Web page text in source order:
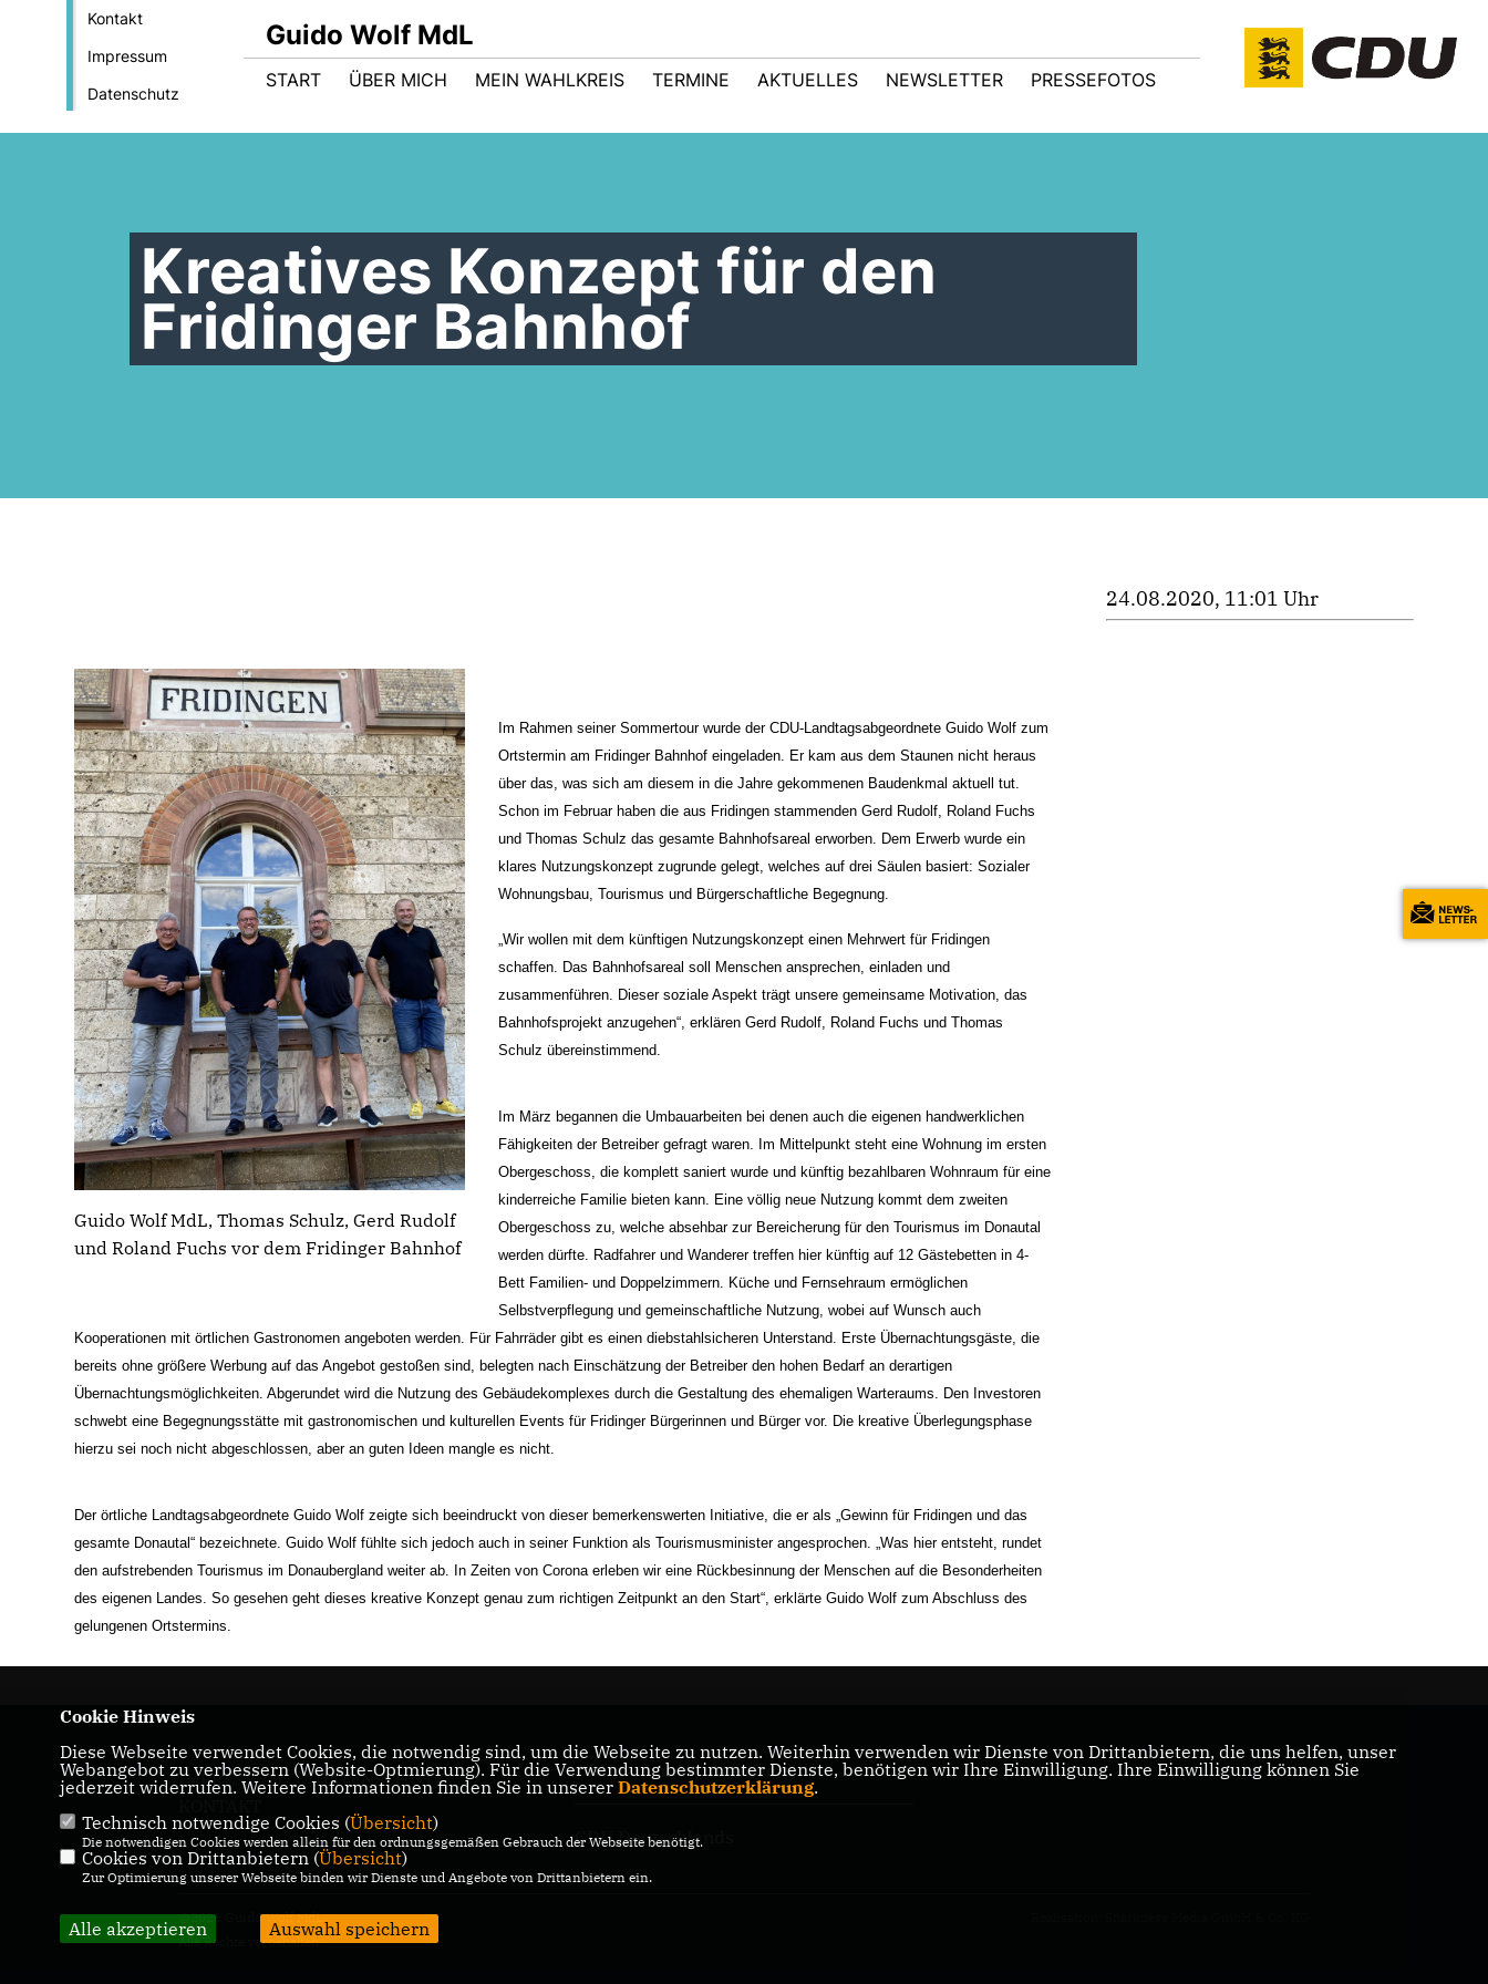
Kontakt
Impressum
Datenschutz
Guido Wolf MdL
START ÜBER MICH MEIN WAHLKREIS TERMINE AKTUELLES NEWSLETTER PRESSEFOTOS
Kreatives Konzept für den
Fridinger Bahnhof
Guido Wolf MdL, Thomas Schulz, Gerd Rudolf
und Roland Fuchs vor dem Fridinger Bahnhof
Im Rahmen seiner Sommertour wurde der CDU-Landtagsabgeordnete Guido Wolf zum
Ortstermin am Fridinger Bahnhof eingeladen. Er kam aus dem Staunen nicht heraus
über das, was sich am diesem in die Jahre gekommenen Baudenkmal aktuell tut.
Schon im Februar haben die aus Fridingen stammenden Gerd Rudolf, Roland Fuchs
und Thomas Schulz das gesamte Bahnhofsareal erworben. Dem Erwerb wurde ein
klares Nutzungskonzept zugrunde gelegt, welches auf drei Säulen basiert: Sozialer
Wohnungsbau, Tourismus und Bürgerschaftliche Begegnung.
Wir wollen mit dem künftigen Nutzungskonzept einen Mehrwert für Fridingen
schaffen. Das Bahnhofsareal soll Menschen ansprechen, einladen und
zusammenführen. Dieser soziale Aspekt trägt unsere gemeinsame Motivation, das
Bahnhofsprojekt anzugehen“, erklären Gerd Rudolf, Roland Fuchs und Thomas
Schulz übereinstimmend.
Im März begannen die Umbauarbeiten bei denen auch die eigenen handwerklichen
Fähigkeiten der Betreiber gefragt waren. Im Mittelpunkt steht eine Wohnung im ersten
Obergeschoss, die komplett saniert wurde und künftig bezahlbaren Wohnraum für eine
kinderreiche Familie bieten kann. Eine völlig neue Nutzung kommt dem zweiten
Obergeschoss zu, welche absehbar zur Bereicherung für den Tourismus im Donautal
werden dürfte. Radfahrer und Wanderer treffen hier künftig auf 12 Gästebetten in 4-
Bett Familien- und Doppelzimmern. Küche und Fernsehraum ermöglichen
Selbstverpflegung und gemeinschaftliche Nutzung, wobei auf Wunsch auch
Kooperationen mit örtlichen Gastronomen angeboten werden. Für Fahrräder gibt es einen diebstahlsicheren Unterstand. Erste Übernachtungsgäste, die
bereits ohne größere Werbung auf das Angebot gestoßen sind, belegten nach Einschätzung der Betreiber den hohen Bedarf an derartigen
Übernachtungsmöglichkeiten. Abgerundet wird die Nutzung des Gebäudekomplexes durch die Gestaltung des ehemaligen Warteraums. Den Investoren
schwebt eine Begegnungsstätte mit gastronomischen und kulturellen Events für Fridinger Bürgerinnen und Bürger vor. Die kreative Überlegungsphase
hierzu sei noch nicht abgeschlossen, aber an guten Ideen mangle es nicht.
Der örtliche Landtagsabgeordnete Guido Wolf zeigte sich beeindruckt von dieser bemerkenswerten Initiative, die er als „Gewinn für Fridingen und das
gesamte Donautal“ bezeichnete. Guido Wolf fühlte sich jedoch auch in seiner Funktion als Tourismusminister angesprochen. „Was hier entsteht, rundet
den aufstrebenden Tourismus im Donaubergland weiter ab. In Zeiten von Corona erleben wir eine Rückbesinnung der Menschen auf die Besonderheiten
des eigenen Landes. So gesehen geht dieses kreative Konzept genau zum richtigen Zeitpunkt an den Start“, erklärte Guido Wolf zum Abschluss des
gelungenen Ortstermins.
24.08.2020, 11:01 Uhr
IMPRESSUM
DATENSCHUTZ
CDU Baden-Württemberg
CDU Deutschlands
@2026 Guido Wolf MdL
Alle Rechte vorbehalten.
Cookie Hinweis
Diese Webseite verwendet Cookies, die notwendig sind, um die Webseite zu nutzen. Weiterhin verwenden wir Dienste von Drittanbietern, die uns helfen, unser
Webangebot zu verbessern (Website-Optmierung). Für die Verwendung bestimmter Dienste, benötigen wir Ihre Einwilligung. Ihre Einwilligung können Sie
jederzeit widerrufen. Weitere Informationen finden Sie in unserer Datenschutzerklärung.
Technisch notwendige Cookies (Übersicht)
Die notwendigen Cookies werden allein für den ordnungsgemäßen Gebrauch der Webseite benötigt.
Cookies von Drittanbietern (Übersicht)
Zur Optimierung unserer Webseite binden wir Dienste und Angebote von Drittanbietern ein.
Alle akzeptieren Auswahl speichern